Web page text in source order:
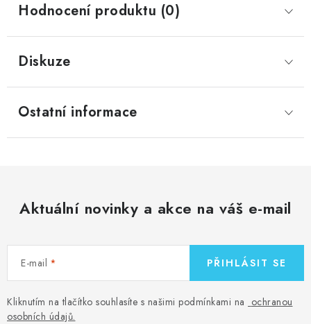
Hodnocení produktu (0)
Diskuze
Ostatní informace
Aktuální novinky a akce na váš e-mail
E-mail
Kliknutím na tlačítko souhlasíte s našimi podmínkami na ochranou
osobních údajů.
PŘIHLÁSIT SE